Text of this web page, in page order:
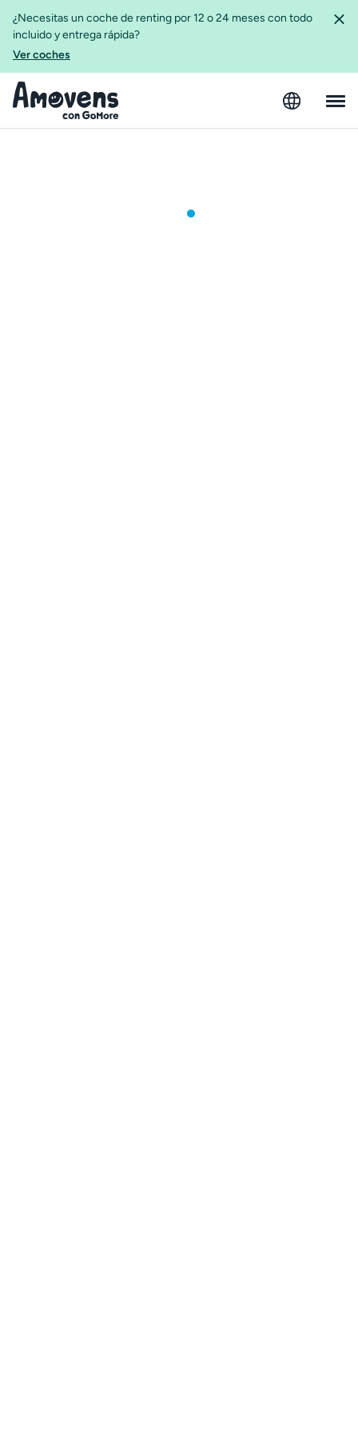
¿Necesitas un coche de renting por 12 o 24 meses con todo
incluido y entrega rápida?
Ver coches